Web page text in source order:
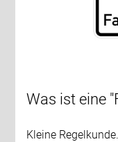
Was ist eine
Kleine Regelkunde.